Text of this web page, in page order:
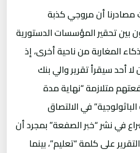
مصادرنا أن مروجي كذبة
بين تحقير المؤسسات الدستورية
المغاربة من ناحية أخرى، إذ
أحد سيقرأ تقرير والي بنك
متلازمة “نهاية مدة
الباثولوجية” في الالتصاق
في نشر “خبر الصفعة” بمجرد أن
على كلمة “تعليم”، بينما